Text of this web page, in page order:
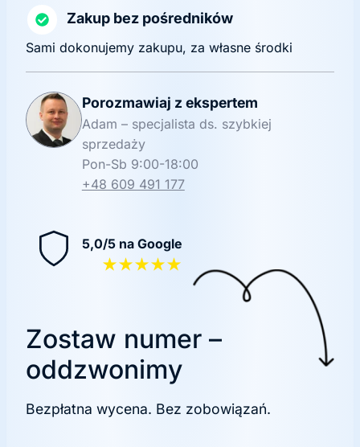
Zakup bez pośredników
Sami dokonujemy zakupu, za własne środki
Porozmawiaj z ekspertem
Adam – specjalista ds. szybkiej
sprzedaży
Pon-Sb 9:00-18:00
+48 609 491 177
5,0/5 na Google
★★★★★
Zostaw numer –
oddzwonimy
Bezpłatna wycena. Bez zobowiązań.